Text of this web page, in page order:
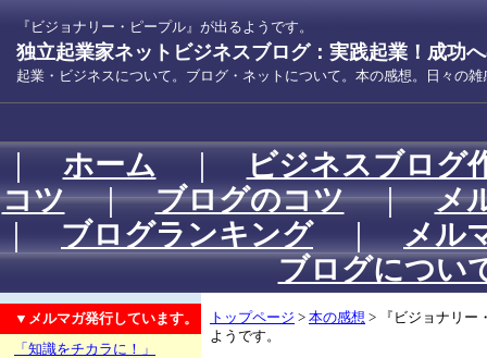
『ビジョナリー・ピープル』が出るようです。
独立起業家ネットビジネスブログ：実践起業！成功
起業・ビジネスについて。ブログ・ネットについて。本の感想。日々の
ホーム
ビジネスブログ
コツ｜ブログのコツ｜メ
ブログランキング｜ メル
ブログについ
トップページ > 本の感想 > 『ビジョナリー
ようです。
▼メルマガ発行しています。
「知識をチカラに！」